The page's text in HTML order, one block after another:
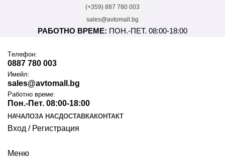
(+359) 887 780 003
sales@avtomall.bg
РАБОТНО ВРЕМЕ: ПОН.-ПЕТ. 08:00-18:00
Tелефон:
0887 780 003
Имейл:
sales@avtomall.bg
Работно време:
Пон.-Пет. 08:00-18:00
НАЧАЛОЗА НАСДОСТАВКАКОНТАКТ
Вход / Регистрация
Меню